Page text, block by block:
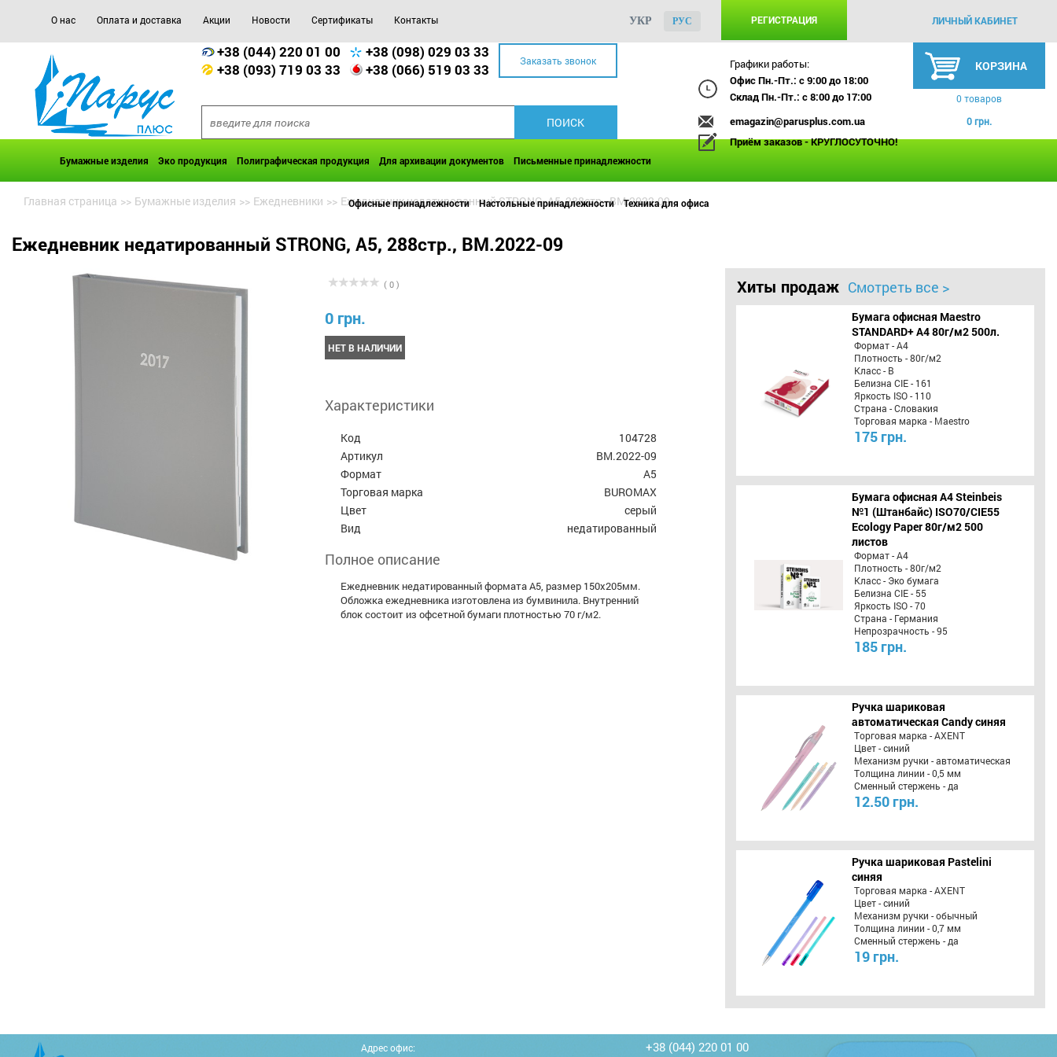
О нас Оплата и доставка Акции Новости Сертификаты Контакты РЕГИСТРАЦИЯ ЛИЧНЫЙ КАБИНЕТ
УКР РУС
+38 (044) 220 01 00
+38 (098) 029 03 33
+38 (093) 719 03 33
+38 (066) 519 03 33 Заказать звонок
Графики работы:
Офис Пн.-Пт.: с 9:00 до 18:00
Склад Пн.-Пт.: с 8:00 до 17:00
emagazin@parusplus.com.ua
Приём заказов - КРУГЛОСУТОЧНО!
КОРЗИНА
0 товаров
0 грн.
Бумажные изделия Эко продукция Полиграфическая продукция Для архивации документов Письменные принадлежности
Офисные принадлежности Настольные принадлежности Техника для офиса
Главная страница >> Бумажные изделия >> Ежедневники >> Ежедневник недатированный STRONG, A5, 288стр., BM.2022-09
Ежедневник недатированный STRONG, A5, 288стр., BM.2022-09
( 0 )
0 грн.
НЕТ В НАЛИЧИИ
Характеристики
Код
104728
Артикул
BM.2022-09
Формат
А5
Торговая марка
BUROMAX
Цвет
серый
Вид
недатированный
Полное описание
Ежедневник недатированный формата А5, размер 150х205мм.
Обложка ежедневника изготовлена из бумвинила. Внутренний
блок состоит из офсетной бумаги плотностью 70 г/м2.
Хиты продаж Смотреть все >
Бумага офисная Maestro
STANDARD+ А4 80г/м2 500л.
Формат - А4
Плотность - 80г/м2
Класс - B
Белизна CIE - 161
Яркость ISO - 110
Страна - Словакия
Торговая марка - Maestro
175 грн.
Бумага офисная A4 Steinbeis
№1 (Штанбайс) ISO70/СІЕ55
Ecology Paper 80г/м2 500
листов
Формат - А4
Плотность - 80г/м2
Класс - Эко бумага
Белизна CIE - 55
Яркость ISO - 70
Страна - Германия
Непрозрачность - 95
185 грн.
Ручка шариковая
автоматическая Candy синяя
Торговая марка - AXENT
Цвет - синий
Механизм ручки - автоматическая
Толщина линии - 0,5 мм
Сменный стержень - да
12.50 грн.
Ручка шариковая Pastelini
синяя
Торговая марка - AXENT
Цвет - синий
Механизм ручки - обычный
Толщина линии - 0,7 мм
Сменный стержень - да
19 грн.
Адрес офис:
+38 (044) 220 01 00